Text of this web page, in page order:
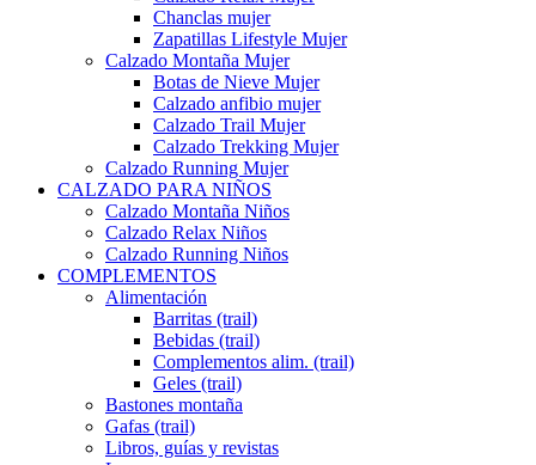
Chanclas mujer
Zapatillas Lifestyle Mujer
Calzado Montaña Mujer
Botas de Nieve Mujer
Calzado anfibio mujer
Calzado Trail Mujer
Calzado Trekking Mujer
Calzado Running Mujer
CALZADO PARA NIÑOS
Calzado Montaña Niños
Calzado Relax Niños
Calzado Running Niños
COMPLEMENTOS
Alimentación
Barritas (trail)
Bebidas (trail)
Complementos alim. (trail)
Geles (trail)
Bastones montaña
Gafas (trail)
Libros, guías y revistas